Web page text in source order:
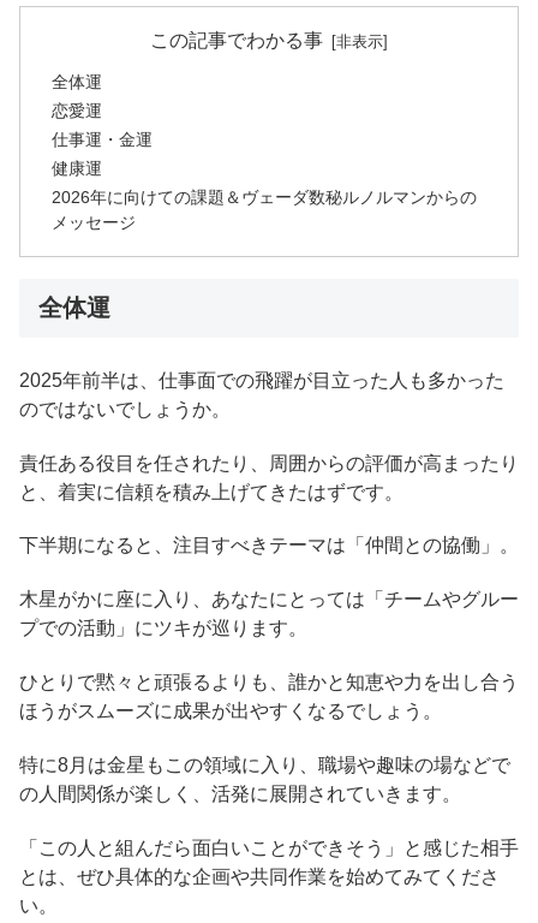
この記事でわかる事
全体運
恋愛運
仕事運・金運
健康運
2026年に向けての課題＆ヴェーダ数秘ルノルマンからの
メッセージ
全体運
2025年前半は、仕事面での飛躍が目立った人も多かった
のではないでしょうか。
責任ある役目を任されたり、周囲からの評価が高まったり
と、着実に信頼を積み上げてきたはずです。
下半期になると、注目すべきテーマは「仲間との協働」。
木星がかに座に入り、あなたにとっては「チームやグルー
プでの活動」にツキが巡ります。
ひとりで黙々と頑張るよりも、誰かと知恵や力を出し合う
ほうがスムーズに成果が出やすくなるでしょう。
特に8月は金星もこの領域に入り、職場や趣味の場などで
の人間関係が楽しく、活発に展開されていきます。
「この人と組んだら面白いことができそう」と感じた相手
とは、ぜひ具体的な企画や共同作業を始めてみてくださ
い。